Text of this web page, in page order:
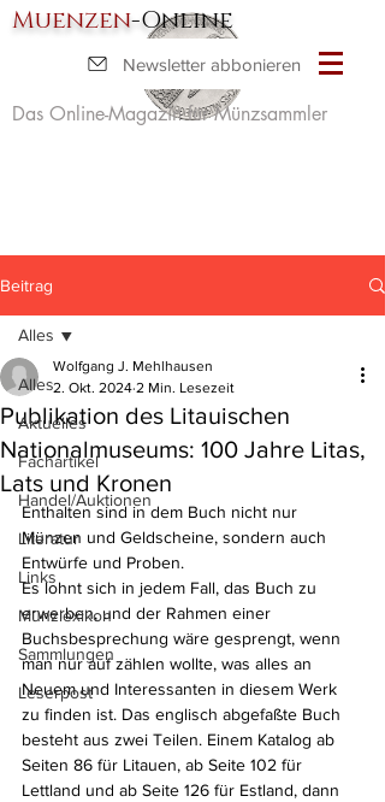
Muenzen-Online
Das Online-Magazin für Münzsammler
Newsletter abbonieren
Beitrag
Alles
Aktuelles
Fachartikel
Handel/Auktionen
Literatur
Links
Münzlexikon
Sammlungen
Leserpost
Alles
Publikation des Litauischen
Nationalmuseums: 100 Jahre Litas,
Lats und Kronen
Wolfgang J. Mehlhausen
2. Okt. 2024 2 Min. Lesezeit
Enthalten sind in dem Buch nicht nur
Münzen und Geldscheine, sondern auch
Entwürfe und Proben.
Es lohnt sich in jedem Fall, das Buch zu
erwerben, und der Rahmen einer
Buchsbesprechung wäre gesprengt, wenn
man nur auf zählen wollte, was alles an
Neuem und Interessanten in diesem Werk
zu finden ist. Das englisch abgefaßte Buch
besteht aus zwei Teilen. Einem Katalog ab
Seiten 86 für Litauen, ab Seite 102 für
Lettland und ab Seite 126 für Estland, dann